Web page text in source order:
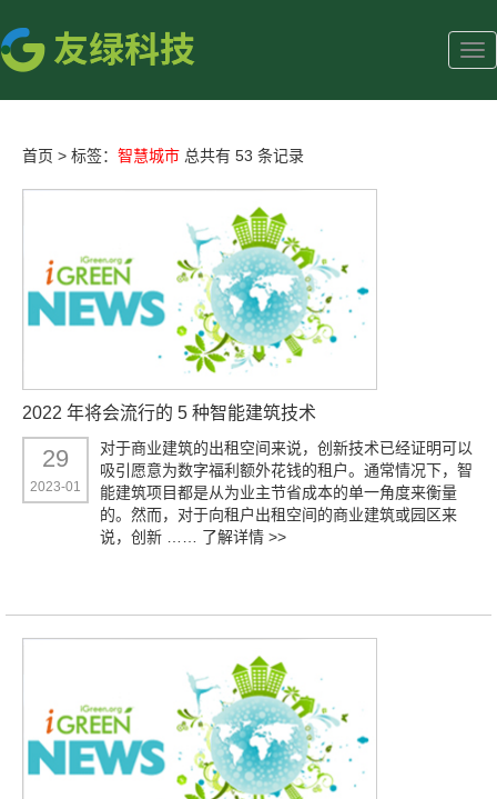
首页 > 标签： 智慧城市 总共有 53 条记录
2022 年将会流行的 5 种智能建筑技术
29
2023-01
对于商业建筑的出租空间来说，创新技术已经证明可以
吸引愿意为数字福利额外花钱的租户。通常情况下，智
能建筑项目都是从为业主节省成本的单一角度来衡量
的。然而，对于向租户出租空间的商业建筑或园区来
说，创新 …… 了解详情 >>